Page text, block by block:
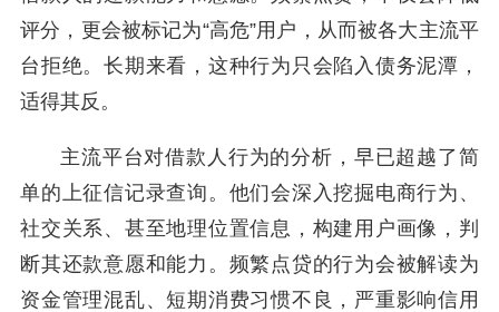
评分，更会被标记为“高危”用户，从而被各大主流平
台拒绝。长期来看，这种行为只会陷入债务泥潭，
适得其反。
主流平台对借款人行为的分析，早已超越了简
单的上征信记录查询。他们会深入挖掘电商行为、
社交关系、甚至地理位置信息，构建用户画像，判
断其还款意愿和能力。频繁点贷的行为会被解读为
资金管理混乱、短期消费习惯不良，严重影响信用